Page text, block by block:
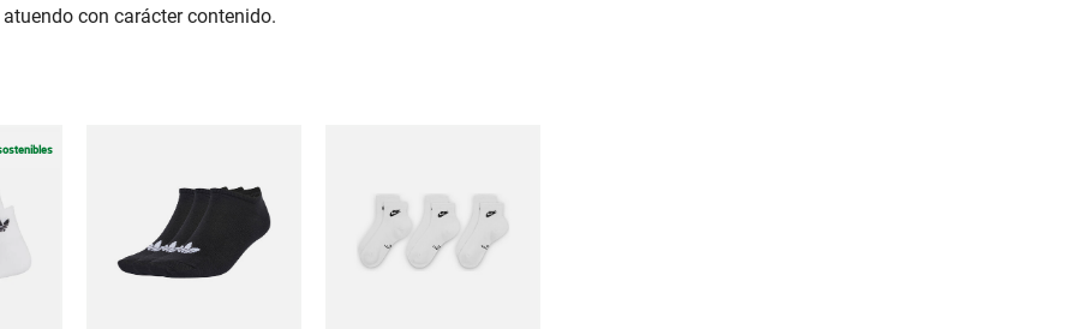
con carácter contenido.